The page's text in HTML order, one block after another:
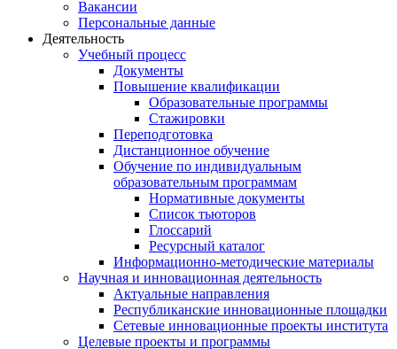
Вакансии
Персональные данные
Деятельность
Учебный процесс
Документы
Повышение квалификации
Образовательные программы
Стажировки
Переподготовка
Дистанционное обучение
Обучение по индивидуальным
образовательным программам
Нормативные документы
Список тьюторов
Глоссарий
Ресурсный каталог
Информационно-методические материалы
Научная и инновационная деятельность
Актуальные направления
Республиканские инновационные площадки
Сетевые инновационные проекты института
Целевые проекты и программы